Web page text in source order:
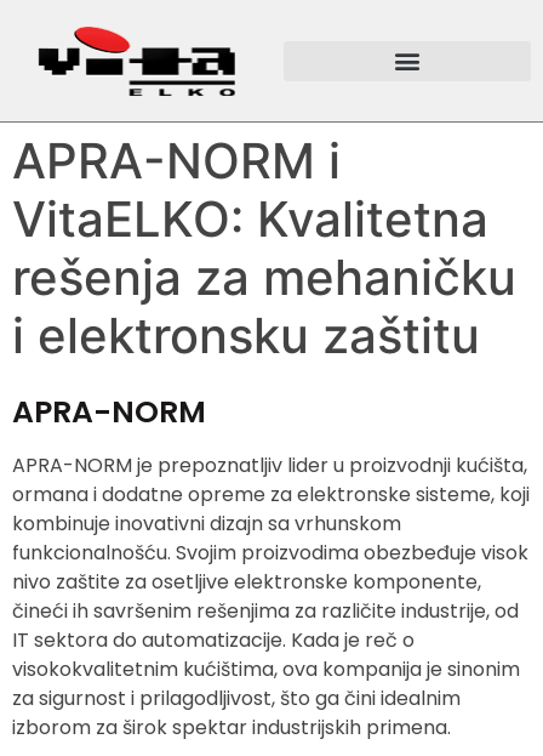
APRA-NORM i
VitaELKO: Kvalitetna
rešenja za mehaničku
i elektronsku zaštitu
APRA-NORM
APRA-NORM je prepoznatljiv lider u proizvodnji kućišta,
ormana i dodatne opreme za elektronske sisteme, koji
kombinuje inovativni dizajn sa vrhunskom
funkcionalnošću. Svojim proizvodima obezbeđuje visok
nivo zaštite za osetljive elektronske komponente,
čineći ih savršenim rešenjima za različite industrije, od
IT sektora do automatizacije. Kada je reč o
visokokvalitetnim kućištima, ova kompanija je sinonim
za sigurnost i prilagodljivost, što ga čini idealnim
izborom za širok spektar industrijskih primena.